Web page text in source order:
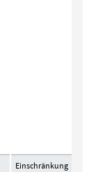
Einschränkung